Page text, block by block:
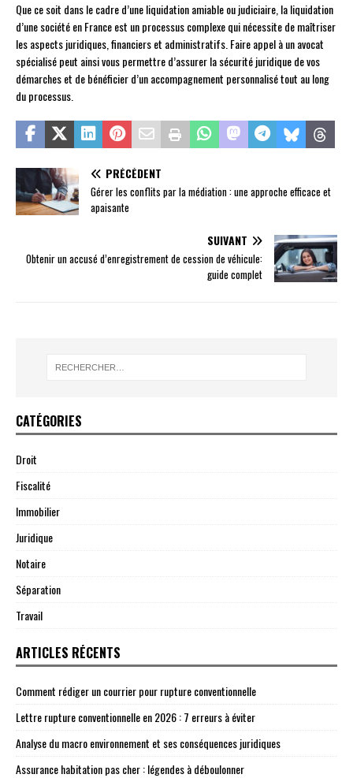
Que ce soit dans le cadre d’une liquidation amiable ou judiciaire, la liquidation
d’une société en France est un processus complexe qui nécessite de maîtriser
les aspects juridiques, financiers et administratifs. Faire appel à un avocat
spécialisé peut ainsi vous permettre d’assurer la sécurité juridique de vos
démarches et de bénéficier d’un accompagnement personnalisé tout au long
du processus.
PRÉCÉDENT
Gérer les conflits par la médiation : une approche efficace et
apaisante
SUIVANT
Obtenir un accusé d’enregistrement de cession de véhicule:
guide complet
CATÉGORIES
Droit
Fiscalité
Immobilier
Juridique
Notaire
Séparation
Travail
ARTICLES RÉCENTS
Comment rédiger un courrier pour rupture conventionnelle
Lettre rupture conventionnelle en 2026 : 7 erreurs à éviter
Analyse du macro environnement et ses conséquences juridiques
Assurance habitation pas cher : légendes à déboulonner